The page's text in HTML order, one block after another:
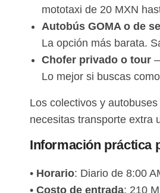
mototaxi de 20 MXN
Autobús GOMA o de
La opción más barata.
Chofer privado o tour
Lo mejor si buscas
Los colectivos y
necesitas transporte extra
Información práctica
• Horario: Diario de 8:00
• Costo de entrada: 210